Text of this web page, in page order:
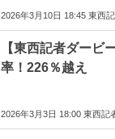
2026年3月10日 18:45 東西
【東西記者ダービ
率！226％越え
2026年3月3日 18:00 東西記